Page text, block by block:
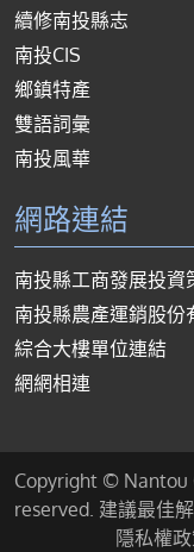
續修南投縣志
南投CIS
鄉鎮特產
雙語詞彙
南投風華
網路連結
南投縣工商發展投資
南投縣農產運銷股份
綜合大樓單位連結
網網相連
Copyright © Nantou
reserved. 建議最佳
隱私權